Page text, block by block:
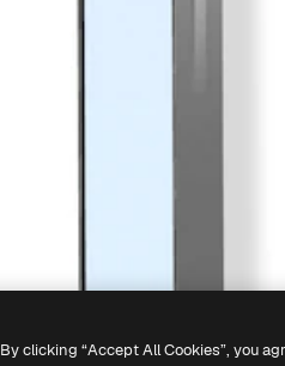
By clicking “Accept All Cookies”, you